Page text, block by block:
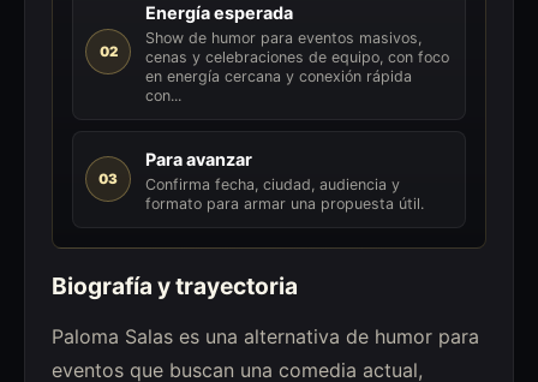
02
Energía esperada
Show de humor para eventos masivos,
cenas y celebraciones de equipo, con foco
en energía cercana y conexión rápida
con...
03
Para avanzar
Confirma fecha, ciudad, audiencia y
formato para armar una propuesta útil.
Biografía y trayectoria
Paloma Salas es una alternativa de humor para
eventos que buscan una comedia actual,